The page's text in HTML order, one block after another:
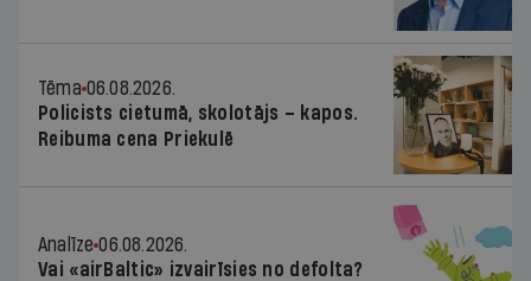
Tēma 06.08.2026.
Policists cietumā, skolotājs – kapos.
Reibuma cena Priekulē
Analīze 06.08.2026.
Vai «airBaltic» izvairīsies no defolta?